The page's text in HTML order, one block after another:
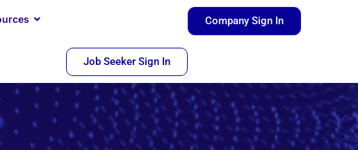
Open Resources
Job Seeker Sign In
Company Sign In